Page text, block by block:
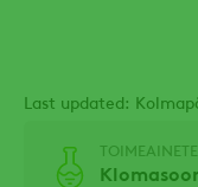
Last updated: